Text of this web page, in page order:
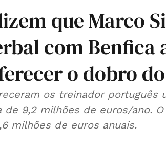
que Marco
com Benfica
o dobro
os treinador português
de 9,2 milhões de euros/ano.
milhões de euros anuais.